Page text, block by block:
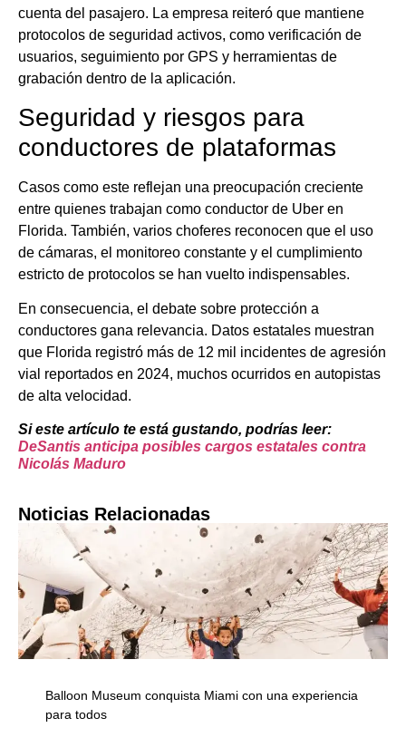
cuenta del pasajero. La empresa reiteró que mantiene
protocolos de seguridad activos, como verificación de
usuarios, seguimiento por GPS y herramientas de
grabación dentro de la aplicación.
Seguridad y riesgos para
conductores de plataformas
Casos como este reflejan una preocupación creciente
entre quienes trabajan como conductor de Uber en
Florida. También, varios choferes reconocen que el uso
de cámaras, el monitoreo constante y el cumplimiento
estricto de protocolos se han vuelto indispensables.
En consecuencia, el debate sobre protección a
conductores gana relevancia. Datos estatales muestran
que Florida registró más de 12 mil incidentes de agresión
vial reportados en 2024, muchos ocurridos en autopistas
de alta velocidad.
Si este artículo te está gustando, podrías leer:
DeSantis anticipa posibles cargos estatales contra
Nicolás Maduro
Noticias Relacionadas
Balloon Museum conquista Miami con una experiencia
para todos